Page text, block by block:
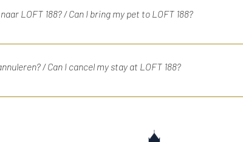
LOFT 188? / Can I bring my pet to LOFT 188?
bij LOFT 188. Unfortunately, pets are not allowed at
/ Can I cancel my stay at LOFT 188?
tevoren worden aangepast of geannuleerd. Neem